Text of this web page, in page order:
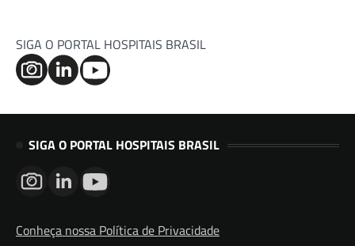
SIGA O PORTAL HOSPITAIS BRASIL
SIGA O PORTAL HOSPITAIS BRASIL
Conheça nossa Política de Privacidade